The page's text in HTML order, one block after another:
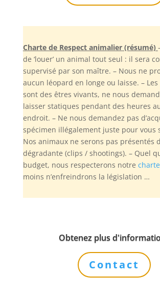
Charte de Respect animalier (résumé)
de ‘louer’ un animal tout seul : il sera
supervisé par son maître. – Nous ne
aucun léopard en longe ou laisse. –
sont des êtres vivants, ne nous
laisser statiques pendant des heures
endroit. – Ne nous demandez pas
spécimen illégalement juste pour vous
Nos animaux ne serons pas présentés
dégradante (clips / shootings). – Quel
budget, nous respecterons notre charte
moins n’enfreindrons la législation …
Obtenez plus
Contact